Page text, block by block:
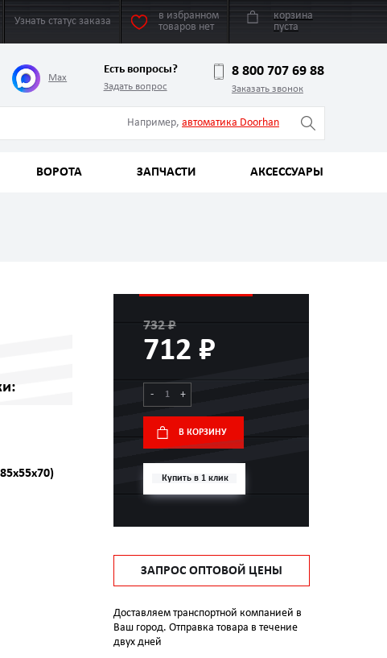
Узнать статус заказа
в избранном
товаров нет
корзина
пуста
Max
Есть вопросы?
Задать вопрос
8 800 707 69 88
Заказать звонок
Например, автоматика Doorhan
ВОРОТА ЗАПЧАСТИ АКСЕССУАРЫ
732 ₽
712 ₽
- +
В КОРЗИНУ
Купить в 1 клик
ЗАПРОС ОПТОВОЙ ЦЕНЫ
Доставляем транспортной компанией в
Ваш город. Отправка товара в течение
двух дней